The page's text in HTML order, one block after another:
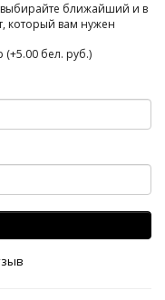
выбирайте ближайший и в
который вам нужен
бел. руб.)